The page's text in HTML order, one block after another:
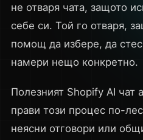
не отваря чата, защото
себе си. Той го отваря,
помощ да избере, да
намери нещо конкретно.
Полезният Shopify AI чат
прави този процес по-
неясни отговори или